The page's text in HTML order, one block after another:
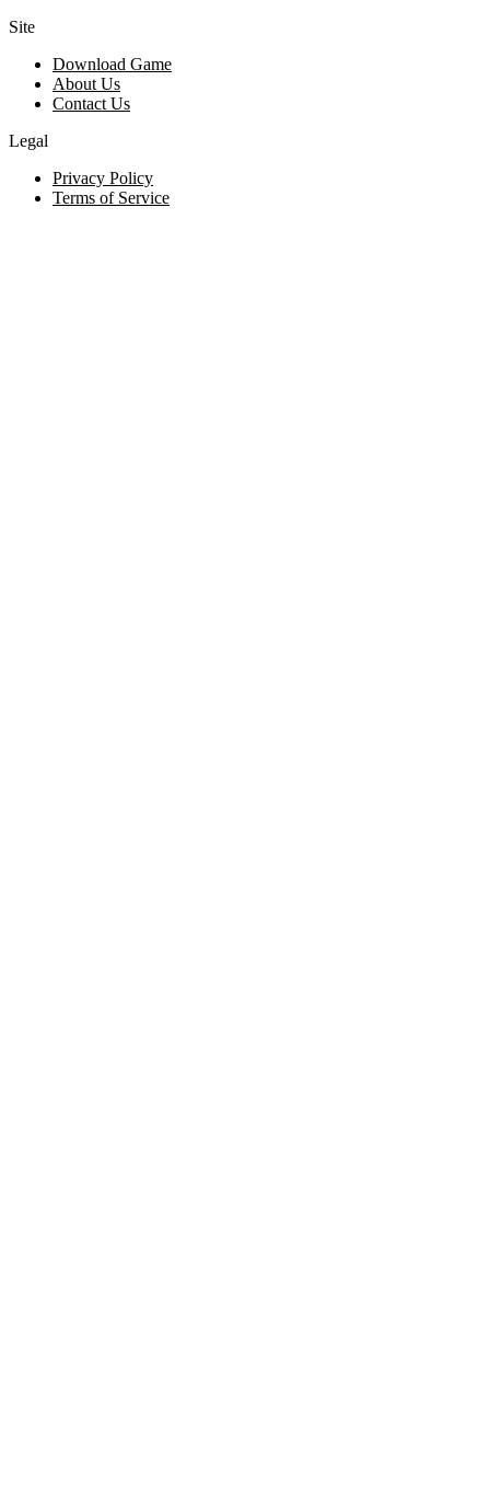
Site
Download Game
About Us
Contact Us
Legal
Privacy Policy
Terms of Service